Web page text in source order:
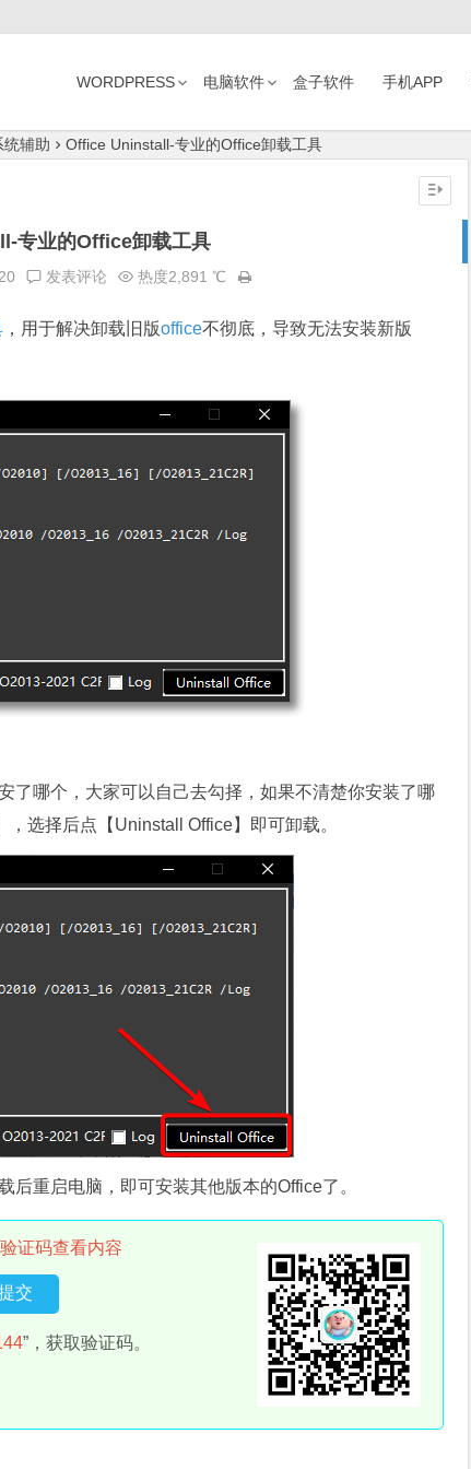
WORDPRESS 电脑软件 盒子软件 手机APP
统辅助 Office Uninstall-专业的Office卸载工具
专业的Office卸载工具
发表评论 热度2,891 ℃
，用于解决卸载旧版office不彻底，导致无法安装新版
了哪个，大家可以自己去勾择，如果不清楚你安装了哪
，选择后点【Uninstall Office】即可卸载。
重启电脑，即可安装其他版本的Office了。
证码查看内容
”，获取验证码。